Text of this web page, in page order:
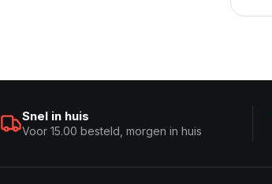
Snel in huis
Voor 15.00 besteld, morgen in huis